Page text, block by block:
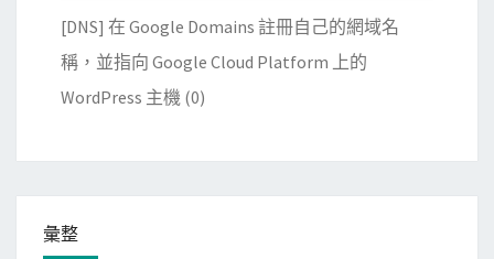
[DNS] 在 Google Domains 註冊自己的網域名
稱，並指向 Google Cloud Platform 上的
WordPress 主機 (0)
彙整